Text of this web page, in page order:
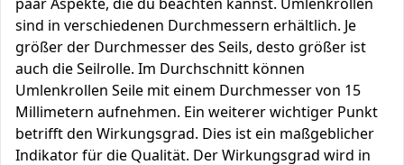
sind in verschiedenen Durchmessern erhältlich. Je
größer der Durchmesser des Seils, desto größer ist
auch die Seilrolle. Im Durchschnitt können
Umlenkrollen Seile mit einem Durchmesser von 15
Millimetern aufnehmen. Ein weiterer wichtiger Punkt
betrifft den Wirkungsgrad. Dies ist ein maßgeblicher
Indikator für die Qualität. Der Wirkungsgrad wird in